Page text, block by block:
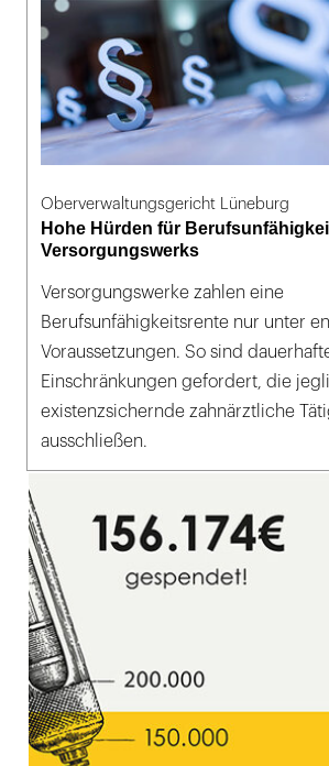
Oberverwaltungsgericht Lüneburg
Hohe Hürden für
Versorgungswerks
Versorgungswerke zahlen eine
Berufsunfähigkeitsrente nur unter
Voraussetzungen. So sind
Einschränkungen gefordert, die
existenzsichernde zahnärztliche
ausschließen.